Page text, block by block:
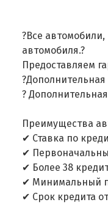
?Все
автомобиля.?
Предоставляем
?
Преимущества
✔ Ставка по
✔
✔ Более 38
✔ Минимальный
✔ Срок кредита